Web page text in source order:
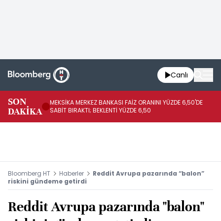
Canlı
SON
DAKİKA
MEKSİKA MERKEZ BANKASI FAİZ ORANINI YÜZDE 6,50'DE
SABİT BIRAKTI; BEKLENTİ YÜZDE 6,50
Bloomberg HT Haberler
Reddit Avrupa pazarında “balon”
riskini gündeme getirdi
Reddit Avrupa pazarında "balon"